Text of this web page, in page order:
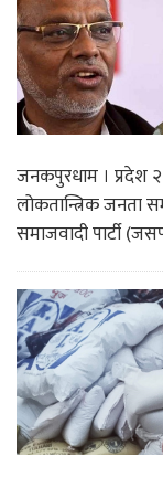
जनकपुरधाम । प्रदेश
लोकतान्त्रिक जनता
समाजवादी पार्टी